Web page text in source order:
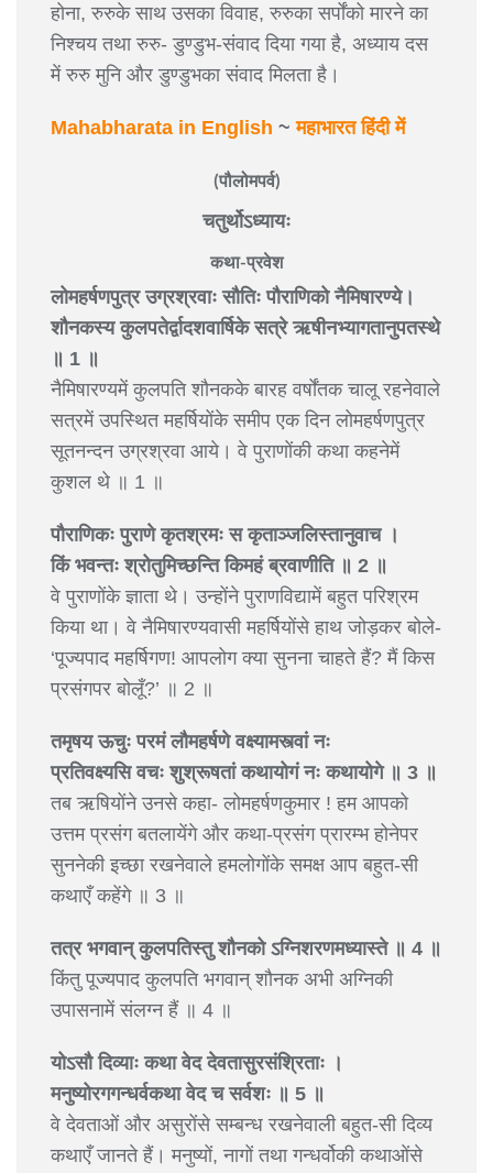
होना, रुरुके साथ उसका विवाह, रुरुका सर्पोंको मारने का
निश्चय तथा रुरु- डुण्डुभ-संवाद दिया गया है, अध्याय दस
में रुरु मुनि और डुण्डुभका संवाद मिलता है।
Mahabharata in English ~महाभारत हिंदी में
(पौलोमपर्व)
चतुर्थोऽध्यायः
कथा-प्रवेश
लोमहर्षणपुत्र उग्रश्रवाः सौतिः पौराणिको नैमिषारण्ये।
शौनकस्य कुलपतेर्द्वादशवार्षिके सत्रे ऋषीनभ्यागतानुपतस्थे
॥ 1 ॥
नैमिषारण्यमें कुलपति शौनकके बारह वर्षोंतक चालू रहनेवाले
सत्रमें उपस्थित महर्षियोंके समीप एक दिन लोमहर्षणपुत्र
सूतनन्दन उग्रश्रवा आये। वे पुराणोंकी कथा कहनेमें
कुशल थे ॥ 1 ॥
पौराणिकः पुराणे कृतश्रमः स कृताञ्जलिस्तानुवाच ।
किं भवन्तः श्रोतुमिच्छन्ति किमहं ब्रवाणीति ॥ 2 ॥
वे पुराणोंके ज्ञाता थे। उन्होंने पुराणविद्यामें बहुत परिश्रम
किया था। वे नैमिषारण्यवासी महर्षियोंसे हाथ जोड़कर बोले-
‘पूज्यपाद महर्षिगण! आपलोग क्या सुनना चाहते हैं? मैं किस
प्रसंगपर बोलूँ?’ ॥ 2 ॥
तमृषय ऊचुः परमं लौमहर्षणे वक्ष्यामस्त्वां नः
प्रतिवक्ष्यसि वचः शुश्रूषतां कथायोगं नः कथायोगे ॥ 3 ॥
तब ऋषियोंने उनसे कहा- लोमहर्षणकुमार ! हम आपको
उत्तम प्रसंग बतलायेंगे और कथा-प्रसंग प्रारम्भ होनेपर
सुननेकी इच्छा रखनेवाले हमलोगोंके समक्ष आप बहुत-सी
कथाएँ कहेंगे ॥ 3 ॥
तत्र भगवान् कुलपतिस्तु शौनको ऽग्निशरणमध्यास्ते ॥ 4 ॥
किंतु पूज्यपाद कुलपति भगवान् शौनक अभी अग्निकी
उपासनामें संलग्न हैं ॥ 4 ॥
योऽसौ दिव्याः कथा वेद देवतासुरसंश्रिताः ।
मनुष्योरगगन्धर्वकथा वेद च सर्वशः ॥ 5 ॥
वे देवताओं और असुरोंसे सम्बन्ध रखनेवाली बहुत-सी दिव्य
कथाएँ जानते हैं। मनुष्यों, नागों तथा गन्धर्वोकी कथाओंसे